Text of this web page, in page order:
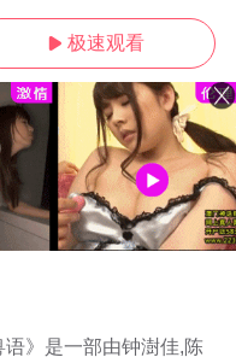
 极速观看
》是一部由钟澍佳,陈